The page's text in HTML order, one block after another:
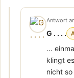
Antwort
G . . . .
...
klingt
nicht